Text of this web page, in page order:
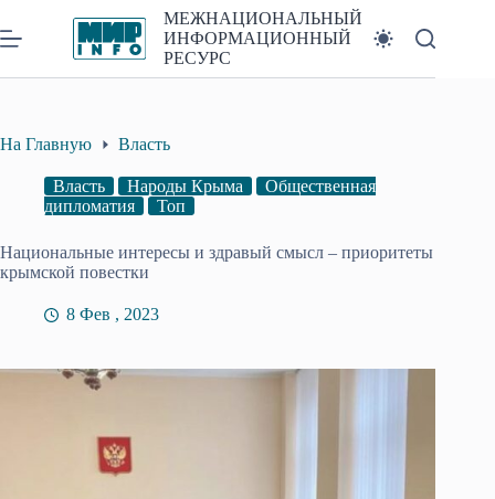
к
сути
МЕЖНАЦИОНАЛЬНЫЙ
ИНФОРМАЦИОННЫЙ
РЕСУРС
На Главную Власть
Власть Народы Крыма
Общественная
дипломатия
Топ
Национальные интересы и здравый смысл – приоритеты
крымской повестки
8 Фев , 2023